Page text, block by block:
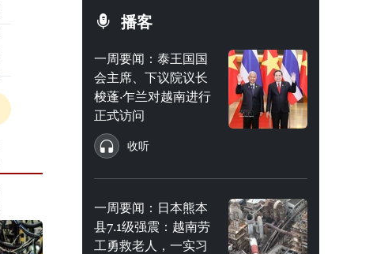
播客
一周要闻：泰王国国
会主席、下议院议长
梭蓬·乍兰对越南进行
正式访问
收听
一周要闻：日本熊本
县7.1级强震：越南劳
工勇救老人，一实习